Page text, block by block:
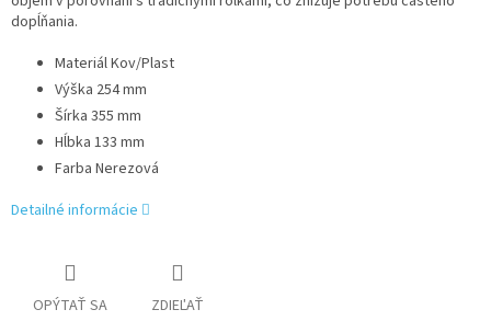
dopĺňania.
Materiál Kov/Plast
Výška 254 mm
Šírka 355 mm
Hĺbka 133 mm
Farba Nerezová
Detailné informácie
OPÝTAŤ SA ZDIEĽAŤ